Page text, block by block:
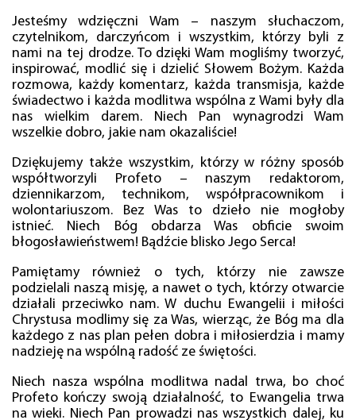
Jesteśmy wdzięczni Wam – naszym słuchaczom,
czytelnikom, darczyńcom i wszystkim, którzy byli z
nami na tej drodze. To dzięki Wam mogliśmy tworzyć,
inspirować, modlić się i dzielić Słowem Bożym. Każda
rozmowa, każdy komentarz, każda transmisja, każde
świadectwo i każda modlitwa wspólna z Wami były dla
nas wielkim darem. Niech Pan wynagrodzi Wam
wszelkie dobro, jakie nam okazaliście!
Dziękujemy także wszystkim, którzy w różny sposób
współtworzyli Profeto – naszym redaktorom,
dziennikarzom, technikom, współpracownikom i
wolontariuszom. Bez Was to dzieło nie mogłoby
istnieć. Niech Bóg obdarza Was obficie swoim
błogosławieństwem! Bądźcie blisko Jego Serca!
Pamiętamy również o tych, którzy nie zawsze
podzielali naszą misję, a nawet o tych, którzy otwarcie
działali przeciwko nam. W duchu Ewangelii i miłości
Chrystusa modlimy się za Was, wierząc, że Bóg ma dla
każdego z nas plan pełen dobra i miłosierdzia i mamy
nadzieję na wspólną radość ze świętości.
Niech nasza wspólna modlitwa nadal trwa, bo choć
Profeto kończy swoją działalność, to Ewangelia trwa
na wieki. Niech Pan prowadzi nas wszystkich dalej, ku